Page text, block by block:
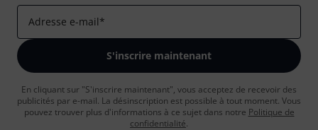
Adresse e-mail*
S'inscrire maintenant
En cliquant sur "S'inscrire maintenant", vous acceptez de recevoir des
publicités par e-mail. La désinscription est possible à tout moment. Vous
pouvez trouver plus d'informations à ce sujet dans notre Politique de
confidentialité.